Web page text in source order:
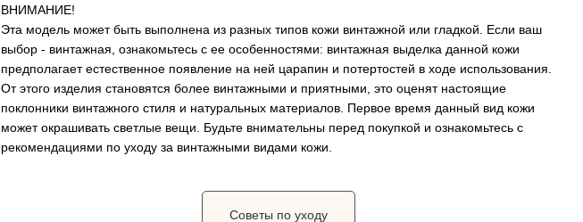
ВНИМАНИЕ!
Эта модель может быть выполнена из разных типов кожи винтажной или гладкой. Если ваш
выбор - винтажная, ознакомьтесь с ее особенностями: винтажная выделка данной кожи
предполагает естественное появление на ней царапин и потертостей в ходе использования.
От этого изделия становятся более винтажными и приятными, это оценят настоящие
поклонники винтажного стиля и натуральных материалов. Первое время данный вид кожи
может окрашивать светлые вещи. Будьте внимательны перед покупкой и ознакомьтесь с
рекомендациями по уходу за винтажными видами кожи.
Советы по уходу